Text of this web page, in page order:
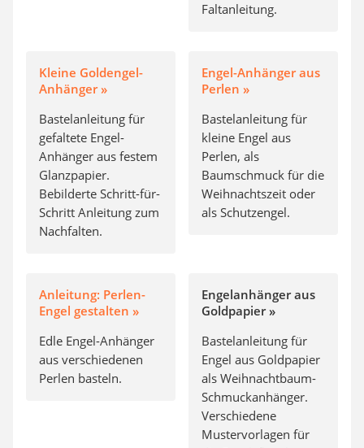
Faltanleitung.
Kleine Goldengel-
Anhänger »
Bastelanleitung für
gefaltete Engel-
Anhänger aus festem
Glanzpapier.
Bebilderte Schritt-für-
Schritt Anleitung zum
Nachfalten.
Engel-Anhänger aus
Perlen »
Bastelanleitung für
kleine Engel aus
Perlen, als
Baumschmuck für die
Weihnachtszeit oder
als Schutzengel.
Anleitung: Perlen-
Engel gestalten »
Edle Engel-Anhänger
aus verschiedenen
Perlen basteln.
Engelanhänger aus
Goldpapier »
Bastelanleitung für
Engel aus Goldpapier
als Weihnachtbaum-
Schmuckanhänger.
Verschiedene
Mustervorlagen für